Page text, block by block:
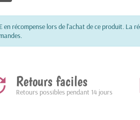
en récompense lors de l'achat de ce produit. La
Retours faciles
Retours possibles pendant 14 jours